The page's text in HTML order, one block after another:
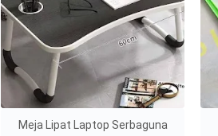
Meja Lipat Laptop Serbaguna